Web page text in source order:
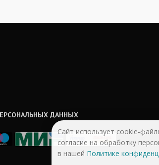
ДАННЫХ
Сайт использует cookie-
согласие на обработку
в нашей Политике